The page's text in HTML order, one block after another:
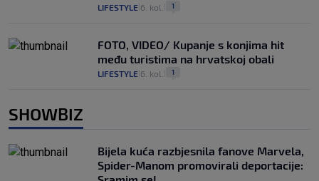
LIFESTYLE 6. kol. 1
FOTO, VIDEO/ Kupanje s konjima hit
među turistima na hrvatskoj obali
LIFESTYLE 6. kol. 1
SHOWBIZ
Bijela kuća razbjesnila fanove Marvela,
Spider-Manom promovirali deportacije: